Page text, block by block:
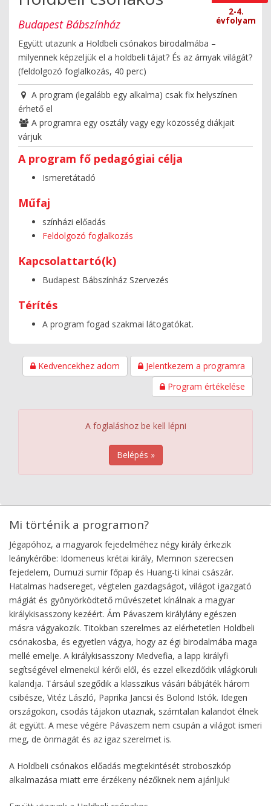
Budapest Bábszínház
Együtt utazunk a Holdbeli csónakos birodalmába –
milyennek képzeljük el a holdbeli tájat? És az árnyak világát?
(feldolgozó foglalkozás, 40 perc)
2-4.
évfolyam
A program (legalább egy alkalma) csak fix helyszínen
érhető el
A programra egy osztály vagy egy közösség diákjait
várjuk
A program fő pedagógiai célja
Ismeretátadó
Műfaj
színházi előadás
Feldolgozó foglalkozás
Kapcsolattartó(k)
Budapest Bábszínház Szervezés
Térítés
A program fogad szakmai látogatókat.
Kedvencekhez adom
Jelentkezem a programra
Program értékelése
A foglaláshoz be kell lépni
Belépés »
Mi történik a programon?
Jégapóhoz, a magyarok fejedelméhez négy király érkezik
leánykérőbe: Idomeneus krétai király, Memnon szerecsen
fejedelem, Dumuzi sumir főpap és Huang-ti kínai császár.
Hatalmas hadsereget, végtelen gazdagságot, világot igazgató
mágiát és gyönyörködtető művészetet kínálnak a magyar
királykisasszony kezéért. Ám Pávaszem királylány egészen
másra vágyakozik. Titokban szerelmes az elérhetetlen Holdbeli
csónakosba, és egyetlen vágya, hogy az égi birodalmába maga
mellé emelje. A királykisasszony Medvefia, a lapp királyfi
segítségével elmenekül kérői elől, és ezzel elkezdődik világkörüli
kalandja. Társául szegődik a klasszikus vásári bábjáték három
csibésze, Vitéz László, Paprika Jancsi és Bolond Istók. Idegen
országokon, csodás tájakon utaznak, számtalan kalandot élnek
át együtt. A mese végére Pávaszem nem csupán a világot ismeri
meg, de önmagát és az igaz szerelmet is.
A Holdbeli csónakos előadás megtekintését stroboszkóp
alkalmazása miatt erre érzékeny nézőknek nem ajánljuk!